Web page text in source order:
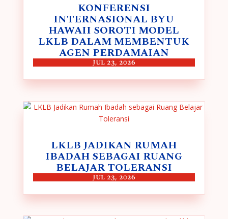
KONFERENSI
INTERNASIONAL BYU
HAWAII SOROTI MODEL
LKLB DALAM MEMBENTUK
AGEN PERDAMAIAN
Jul 23, 2026
LKLB JADIKAN RUMAH
IBADAH SEBAGAI RUANG
BELAJAR TOLERANSI
Jul 23, 2026